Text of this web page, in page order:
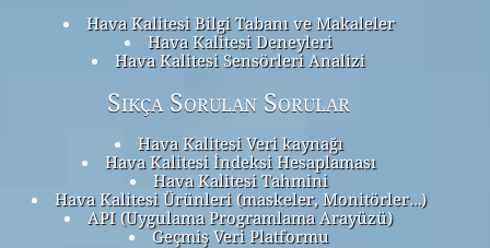
Hava Kalitesi Bilgi Tabanı ve Makaleler
Hava Kalitesi Deneyleri
Hava Kalitesi Sensörleri Analizi
Sıkça Sorulan Sorular
Hava Kalitesi Veri kaynağı
Hava Kalitesi İndeksi Hesaplaması
Hava Kalitesi Tahmini
Hava Kalitesi Ürünleri (maskeler, Monitörler…)
API (Uygulama Programlama Arayüzü)
Geçmiş Veri Platformu